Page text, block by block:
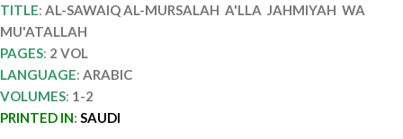
TITLE: AL-SAWAIQ AL-MURSALAH A'LLA JAHMIYAH WA
MU'ATALLAH
PAGES: 2 VOL
LANGUAGE: ARABIC
VOLUMES: 1-2
PRINTED IN: SAUDI